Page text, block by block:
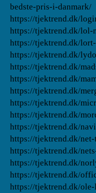
bedste-pris-i-danmark/
https://tjektrend.dk/
https://tjektrend.dk/lol-
https://tjektrend.dk/
https://tjektrend.dk/
https://tjektrend.dk/
https://tjektrend.dk/
https://tjektrend.dk/
https://tjektrend.dk/
https://tjektrend.dk/
https://tjektrend.dk/
https://tjektrend.dk/
https://tjektrend.dk/
https://tjektrend.dk/
https://tjektrend.dk/
https://tjektrend.dk/